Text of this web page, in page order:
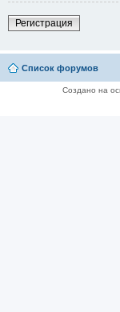
Регистрация
Список форумов
Создано на